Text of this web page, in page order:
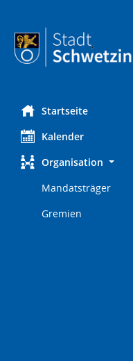
Startseite
Kalender
Organisation
Mandatsträger
Gremien